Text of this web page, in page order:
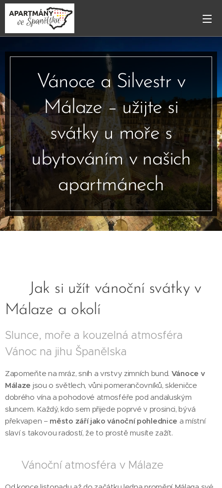
Vánoce a Silvestr v
Málaze – užijte si
svátky u moře s
ubytováním v našich
apartmánech
🎄 Jak si užít vánoční svátky v
Málaze a okolí
Slunce, moře a kouzelná atmosféra
Vánoc na jihu Španělska
Zapomeňte na mráz, sníh a vrstvy zimních bund. Vánoce v
Málaze jsou o světlech, vůni pomerančovníků, skleničce
dobrého vína a pohodové atmosféře pod andaluským
sluncem. Každý, kdo sem přijede poprvé v prosinci, bývá
překvapen – město září jako vánoční pohlednice a místní
slaví s takovou radostí, že to prostě musíte zažít.
🎆 Vánoční atmosféra v Málaze